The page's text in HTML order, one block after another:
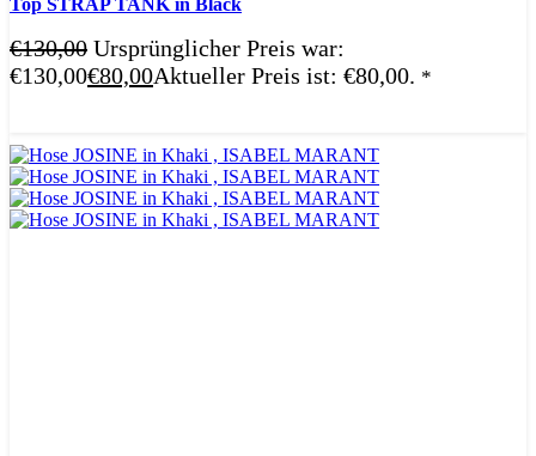
Top STRAP TANK in Black
€130,00 Ursprünglicher Preis war:
€130,00€80,00Aktueller Preis ist: €80,00. *